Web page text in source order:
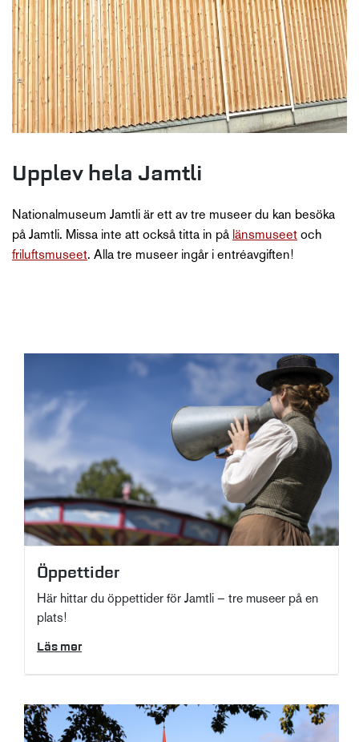
Upplev hela Jamtli
Nationalmuseum Jamtli är ett av tre museer du kan besöka
på Jamtli. Missa inte att också titta in på länsmuseet och
friluftsmuseet. Alla tre museer ingår i entréavgiften!
Öppettider
Här hittar du öppettider för Jamtli – tre museer på en
plats!
Läs mer